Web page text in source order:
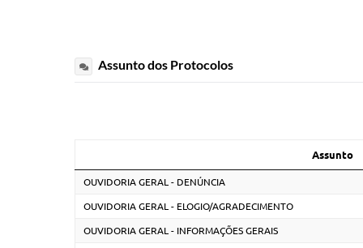
Assunto dos Protocolos
Assunto
OUVIDORIA GERAL - DENÚNCIA
OUVIDORIA GERAL - ELOGIO/AGRADECIMENTO
OUVIDORIA GERAL - INFORMAÇÕES GERAIS